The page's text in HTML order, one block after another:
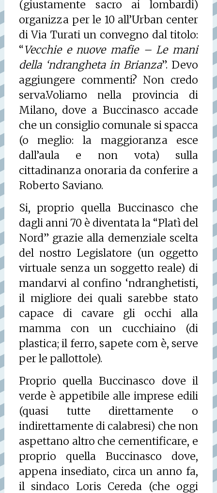
(giustamente sacro ai lombardi)
organizza per le 10 all’Urban center
di Via Turati un convegno dal titolo:
“Vecchie e nuove mafie – Le mani
della ‘ndrangheta in Brianza”. Devo
aggiungere commenti? Non credo
serva.Voliamo nella provincia di
Milano, dove a Buccinasco accade
che un consiglio comunale si spacca
(o meglio: la maggioranza esce
dall’aula e non vota) sulla
cittadinanza onoraria da conferire a
Roberto Saviano.
Si, proprio quella Buccinasco che
dagli anni 70 è diventata la “Platì del
Nord” grazie alla demenziale scelta
del nostro Legislatore (un oggetto
virtuale senza un soggetto reale) di
mandarvi al confino ‘ndranghetisti,
il migliore dei quali sarebbe stato
capace di cavare gli occhi alla
mamma con un cucchiaino (di
plastica; il ferro, sapete com è, serve
per le pallottole).
Proprio quella Buccinasco dove il
verde è appetibile alle imprese edili
(quasi tutte direttamente o
indirettamente di calabresi) che non
aspettano altro che cementificare, e
proprio quella Buccinasco dove,
appena insediato, circa un anno fa,
il sindaco Loris Cereda (che oggi